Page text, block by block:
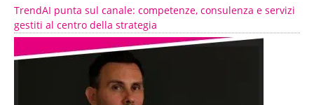
TrendAI punta sul canale: competenze, consulenza e servizi
gestiti al centro della strategia